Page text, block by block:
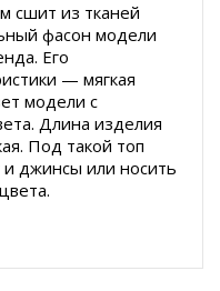
сшит из тканей
фасон модели
Его
— мягкая
модели с
Длина изделия
Под такой топ
джинсы или носить